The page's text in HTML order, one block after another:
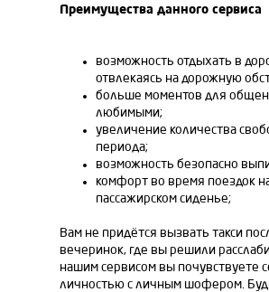
Преимущества данного сервиса
возможность отдыхать в
отвлекаясь на дорожную
больше моментов для
любимыми;
увеличение количества
периода;
возможность безопасно
комфорт во время поездок
пассажирском сиденье;
Вам не придётся вызвать такси
вечеринок, где вы решили
нашим сервисом вы почувствуете
личностью с личным шофером.